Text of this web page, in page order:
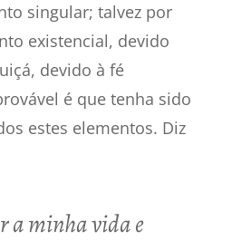
singular; talvez por
existencial, devido
devido à fé
é que tenha sido
estes elementos. Diz
a minha vida e